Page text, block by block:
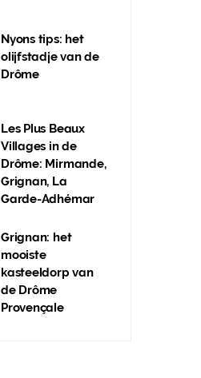
Nyons tips: het
olijfstadje van de
Drôme
Les Plus Beaux
Villages in de
Drôme: Mirmande,
Grignan, La
Garde-Adhémar
Grignan: het
mooiste
kasteeldorp van
de Drôme
Provençale